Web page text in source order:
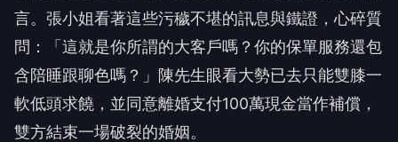
言。張小姐看著這些污穢不堪的訊息與鐵證，心碎質
問：「這就是你所謂的大客戶嗎？你的保單服務還包
含陪睡跟聊色嗎？」陳先生眼看大勢已去只能雙膝一
軟低頭求饒，並同意離婚支付100萬現金當作補償，
雙方結束一場破裂的婚姻。